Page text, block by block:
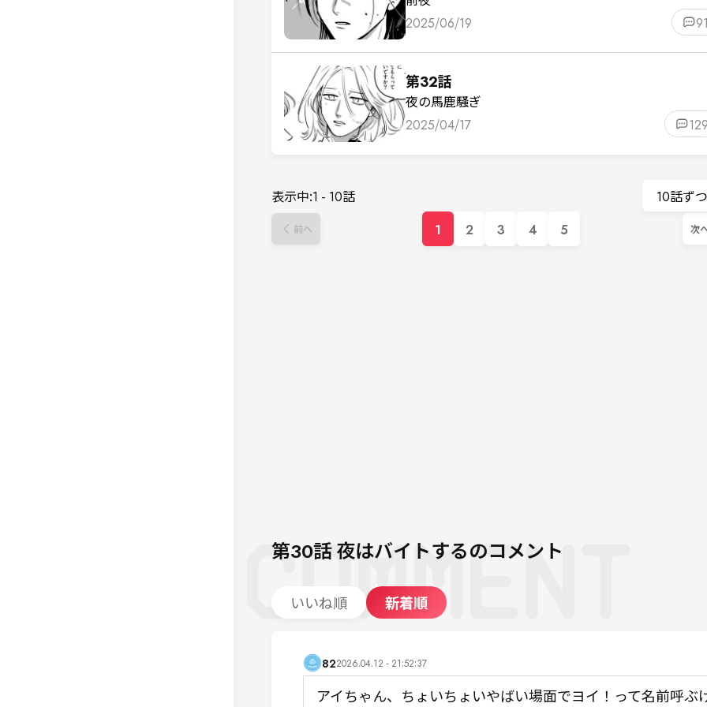
2025/06/19
91
第32話
夜の馬鹿騒ぎ
2025/04/17
129
表示中:1 - 10話 10話ず
前へ 1 2 3 4 5 次
第30話夜はバイトするのコメント
いいね順 新着順
822026.04.12 - 21:52:37
アイちゃん、ちょいちょいやばい場面でヨイ！って名前呼ぶ